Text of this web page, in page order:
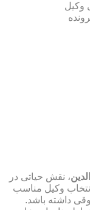
وکیل
، نقش حیاتی در
وکیل مناسب
داشته باشد.